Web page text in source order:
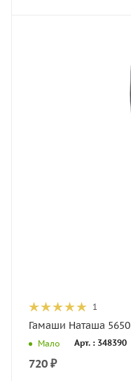
1
Гамаши Наташа 5650
Мало Арт. : 348390
720 ₽